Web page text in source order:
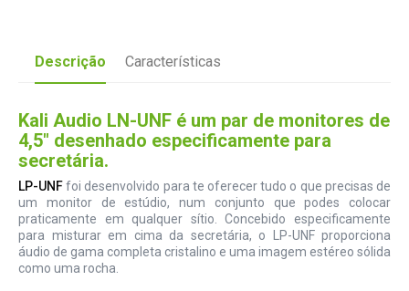
Descrição Características
Kali Audio LN-UNF é um par de monitores de
4,5" desenhado especificamente para
secretária.
LP-UNFfoi desenvolvido para te oferecer tudo o que precisas de
um monitor de estúdio, num conjunto que podes colocar
praticamente em qualquer sítio. Concebido especificamente
para misturar em cima da secretária, o LP-UNF proporciona
áudio de gama completa cristalino e uma imagem estéreo sólida
como uma rocha.